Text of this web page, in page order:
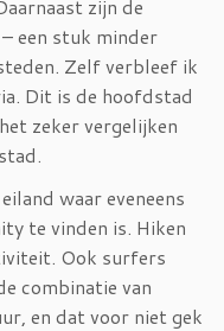
zijn de
een stuk minder
Zelf verbleef ik
Dit is de hoofdstad
zeker vergelijken
waar eveneens
te vinden is. Hiken
Ook surfers
combinatie van
en dat voor niet gek